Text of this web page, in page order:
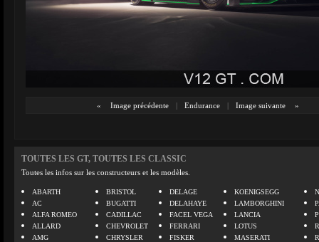
« Image précédente | Endurance | Image suivante »
TOUTES LES GT, TOUTES LES CLASSIC
Toutes les infos sur les constructeurs et les modèles.
ABARTH
AC
ALFA ROMEO
ALLARD
AMG
BRISTOL
BUGATTI
CADILLAC
CHEVROLET
CHRYSLER
DELAGE
DELAHAYE
FACEL VEGA
FERRARI
FISKER
KOENIGSEGG
LAMBORGHINI
LANCIA
LOTUS
MASERATI